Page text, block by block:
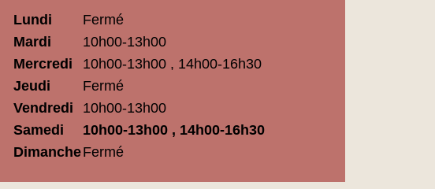
Horaires
Médiathèque
Maupassant
Lundi
Fermé
Mardi
10h00-13h00
Mercredi
10h00-13h00 , 14h00-16h30
Jeudi
Fermé
Vendredi
10h00-13h00
Samedi
10h00-13h00 , 14h00-16h30
DimancheFermé